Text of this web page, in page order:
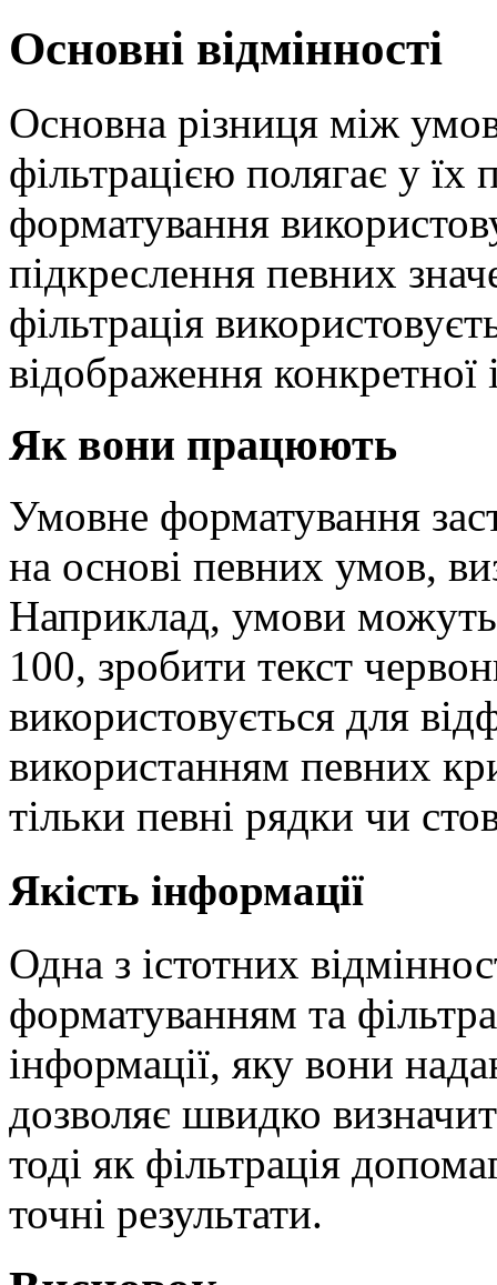
Основні відмінності
Основна різниця між
фільтрацією полягає у їх
форматування
підкреслення певних
фільтрація
відображення конкретної
Як вони працюють
Умовне форматування
на основі певних умов,
Наприклад, умови
100, зробити текст
використовується для
використанням певних
тільки певні рядки чи
Якість інформації
Одна з істотних
форматуванням та
інформації, яку вони
дозволяє швидко
тоді як фільтрація
точні результати.